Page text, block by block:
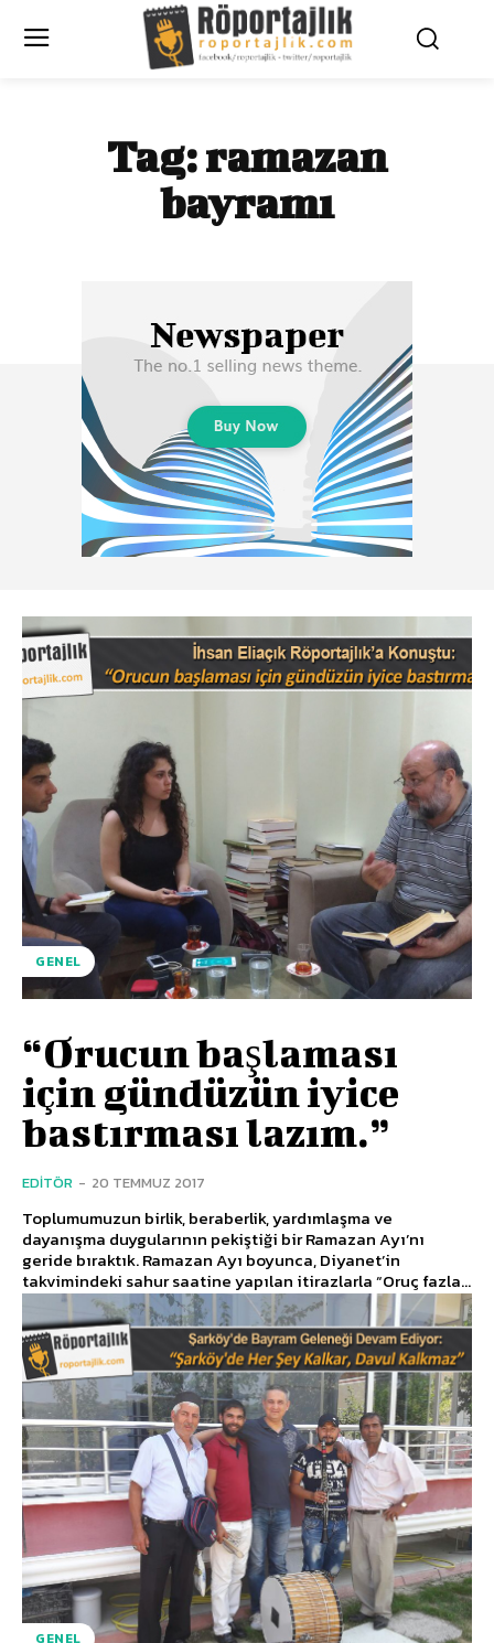
Tag:ramazan
bayramı
GENEL
“Orucun başlaması
için gündüzün iyice
bastırması lazım.”
EDITÖR - 20 TEMMUZ 2017
Toplumumuzun birlik, beraberlik, yardımlaşma ve
dayanışma duygularının pekiştiği bir Ramazan Ayı’nı
geride bıraktık. Ramazan Ayı boyunca, Diyanet’in
takvimindeki sahur saatine yapılan itirazlarla “Oruç fazla...
GENEL